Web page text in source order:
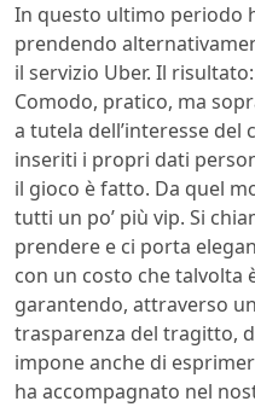
In questo ultimo periodo
prendendo
il servizio Uber. Il
Comodo, pratico, ma
a tutela dell’interesse del
inseriti i propri dati
il gioco è fatto. Da quel
tutti un po’ più vip. Si
prendere e ci porta
con un costo che talvolta
garantendo, attraverso
trasparenza del tragitto,
impone anche di
ha accompagnato nel